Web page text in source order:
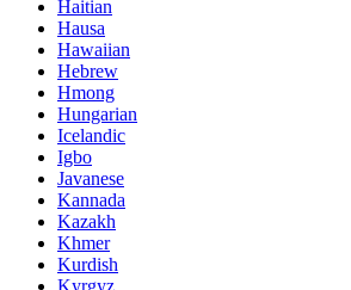
Haitian
Hausa
Hawaiian
Hebrew
Hmong
Hungarian
Icelandic
Igbo
Javanese
Kannada
Kazakh
Khmer
Kurdish
Kyrgyz